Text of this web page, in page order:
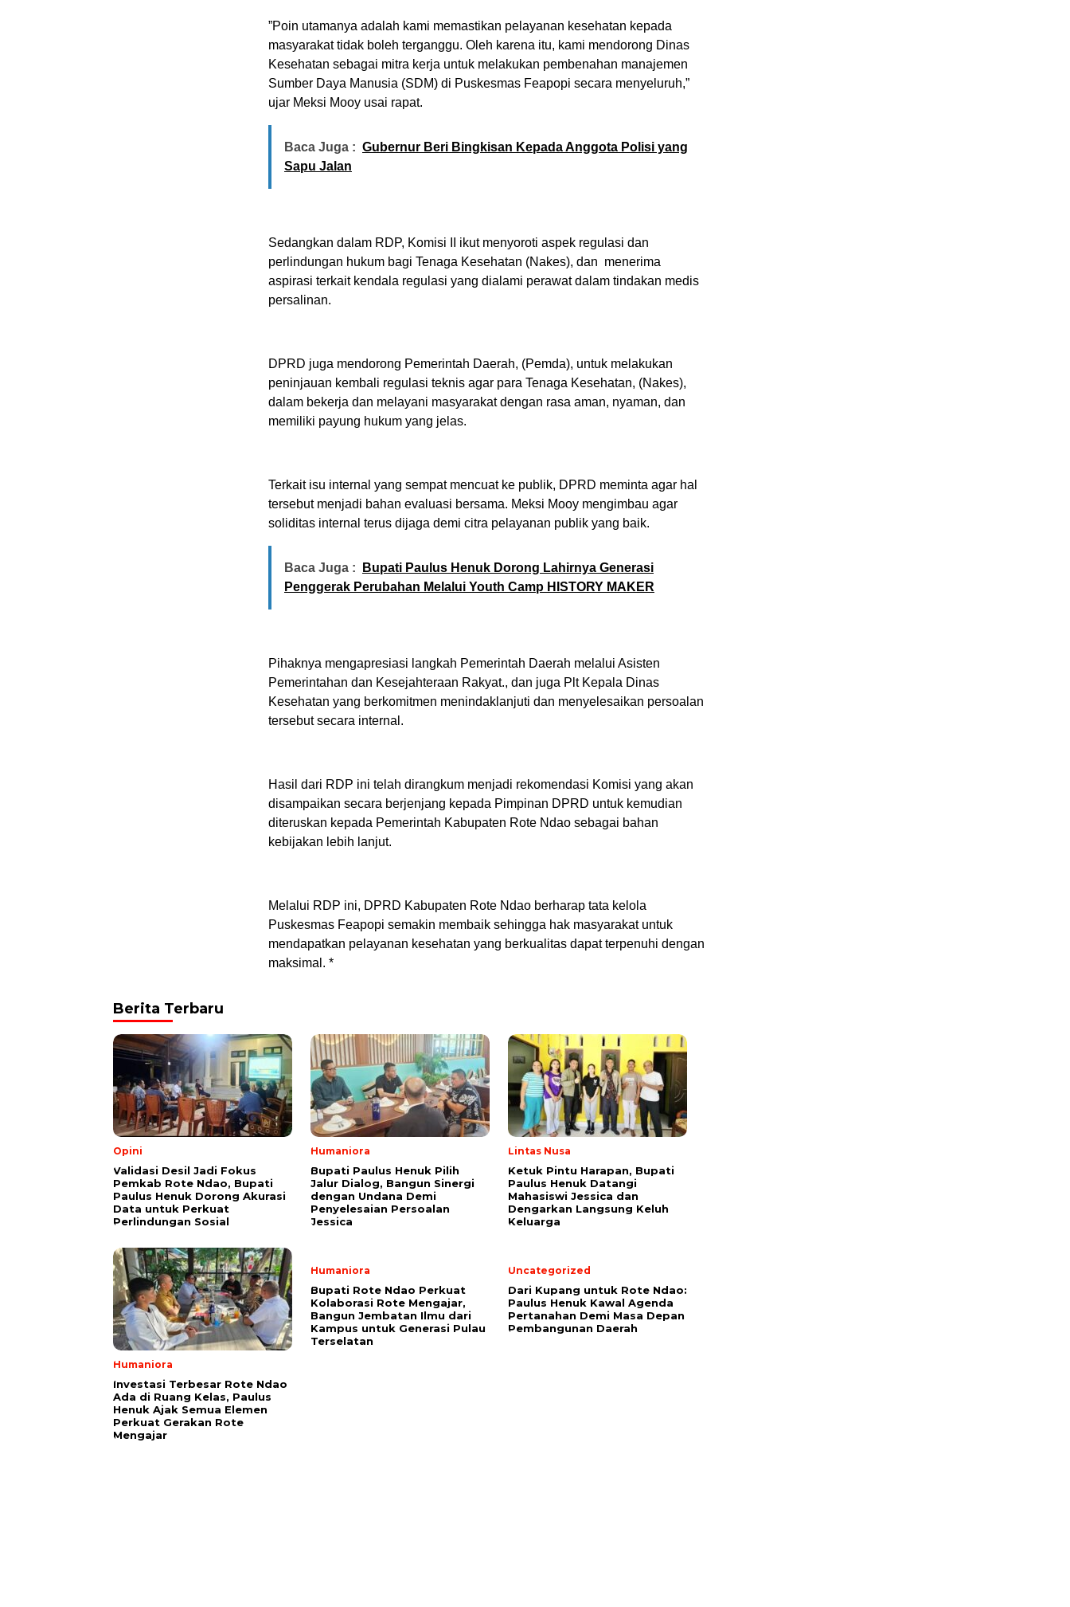
​”Poin utamanya adalah kami memastikan pelayanan kesehatan kepada
masyarakat tidak boleh terganggu. Oleh karena itu, kami mendorong Dinas
Kesehatan sebagai mitra kerja untuk melakukan pembenahan manajemen
Sumber Daya Manusia (SDM) di Puskesmas Feapopi secara menyeluruh,”
ujar Meksi Mooy usai rapat.
Baca Juga : Gubernur Beri Bingkisan Kepada Anggota Polisi yang
Sapu Jalan
​Sedangkan dalam RDP, Komisi II ikut menyoroti aspek regulasi dan
perlindungan hukum bagi Tenaga Kesehatan (Nakes), dan menerima
aspirasi terkait kendala regulasi yang dialami perawat dalam tindakan medis
persalinan.
DPRD juga mendorong Pemerintah Daerah, (Pemda), untuk melakukan
peninjauan kembali regulasi teknis agar para Tenaga Kesehatan, (Nakes),
dalam bekerja dan melayani masyarakat dengan rasa aman, nyaman, dan
memiliki payung hukum yang jelas.
​Terkait isu internal yang sempat mencuat ke publik, DPRD meminta agar hal
tersebut menjadi bahan evaluasi bersama. Meksi Mooy mengimbau agar
soliditas internal terus dijaga demi citra pelayanan publik yang baik.
Baca Juga :
Bupati Paulus Henuk Dorong Lahirnya Generasi
Penggerak Perubahan Melalui Youth Camp HISTORY MAKER
Pihaknya mengapresiasi langkah Pemerintah Daerah melalui Asisten
Pemerintahan dan Kesejahteraan Rakyat., dan juga Plt Kepala Dinas
Kesehatan yang berkomitmen menindaklanjuti dan menyelesaikan persoalan
tersebut secara internal.
​Hasil dari RDP ini telah dirangkum menjadi rekomendasi Komisi yang akan
disampaikan secara berjenjang kepada Pimpinan DPRD untuk kemudian
diteruskan kepada Pemerintah Kabupaten Rote Ndao sebagai bahan
kebijakan lebih lanjut.
​Melalui RDP ini, DPRD Kabupaten Rote Ndao berharap tata kelola
Puskesmas Feapopi semakin membaik sehingga hak masyarakat untuk
mendapatkan pelayanan kesehatan yang berkualitas dapat terpenuhi dengan
maksimal. *
Berita Terbaru
Opini
Validasi Desil Jadi Fokus
Pemkab Rote Ndao, Bupati
Paulus Henuk Dorong Akurasi
Data untuk Perkuat
Perlindungan Sosial
Humaniora
Bupati Paulus Henuk Pilih
Jalur Dialog, Bangun Sinergi
dengan Undana Demi
Penyelesaian Persoalan
Jessica
Lintas Nusa
Ketuk Pintu Harapan, Bupati
Paulus Henuk Datangi
Mahasiswi Jessica dan
Dengarkan Langsung Keluh
Keluarga
Humaniora
Investasi Terbesar Rote Ndao
Ada di Ruang Kelas, Paulus
Henuk Ajak Semua Elemen
Perkuat Gerakan Rote
Mengajar
Humaniora
Bupati Rote Ndao Perkuat
Kolaborasi Rote Mengajar,
Bangun Jembatan Ilmu dari
Kampus untuk Generasi Pulau
Terselatan
Uncategorized
Dari Kupang untuk Rote Ndao:
Paulus Henuk Kawal Agenda
Pertanahan Demi Masa Depan
Pembangunan Daerah